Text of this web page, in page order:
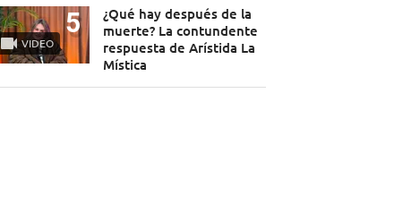
VIDEO
¿Qué hay después de la
muerte? La contundente
respuesta de Arístida La
Mística